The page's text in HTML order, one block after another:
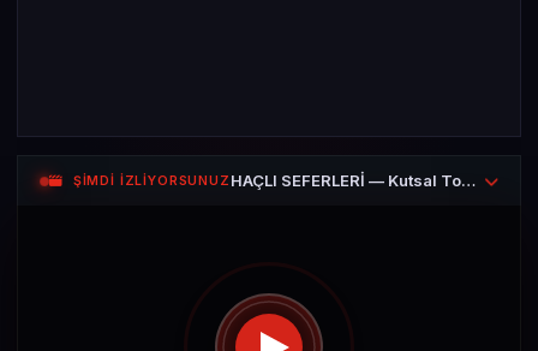
ŞİMDİ İZLİYORSUNUZ HAÇLI SEFERLERİ — Kutsal Topraklar